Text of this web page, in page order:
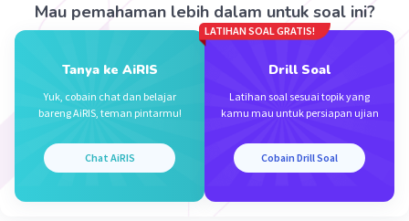
Mau pemahaman lebih dalam untuk soal ini?
Tanya ke AiRIS
Yuk, cobain chat dan belajar
bareng AiRIS, teman pintarmu!
Chat AiRIS
LATIHAN SOAL GRATIS!
Drill Soal
Latihan soal sesuai topik yang
kamu mau untuk persiapan ujian
Cobain Drill Soal